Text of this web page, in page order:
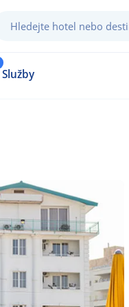
Služby